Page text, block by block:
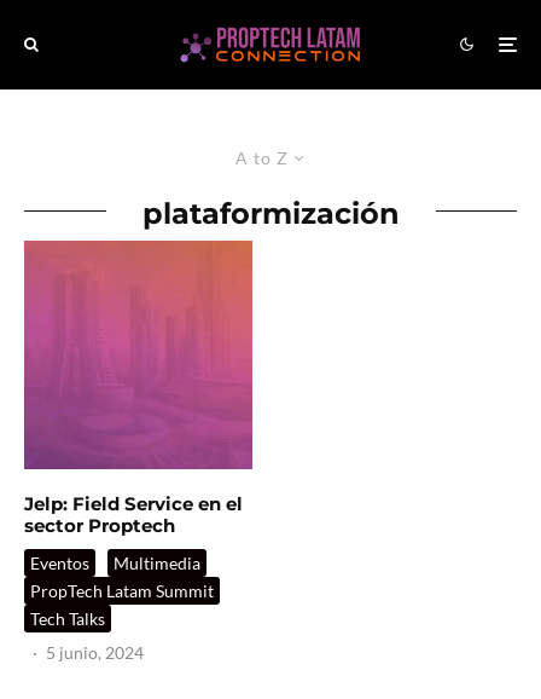
A to Z
plataformización
Jelp: Field Service en el
sector Proptech
Eventos
Multimedia
PropTech Latam Summit
Tech Talks
· 5 junio, 2024